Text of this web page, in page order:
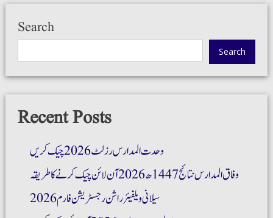
Search
Search
Recent Posts
وحدت المدارس رزلٹ 2026 چیک کریں
وفاق المدارس نتائج 1447ھ 2026 آن لائن چیک کرنے کا طریقہ
سیلانی ویلفیئر راشن رجسٹریشن فارم 2026